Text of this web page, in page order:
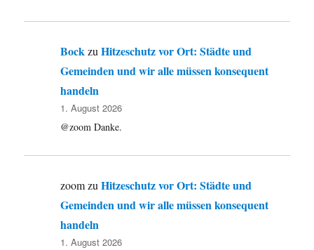
BockzuHitzeschutz vor Ort: Städte und
Gemeinden und wir alle müssen konsequent
handeln
1. August 2026
@zoom Danke.
zoomzuHitzeschutz vor Ort: Städte und
Gemeinden und wir alle müssen konsequent
handeln
1. August 2026